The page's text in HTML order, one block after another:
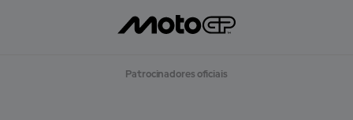
Patrocinadores oficiais